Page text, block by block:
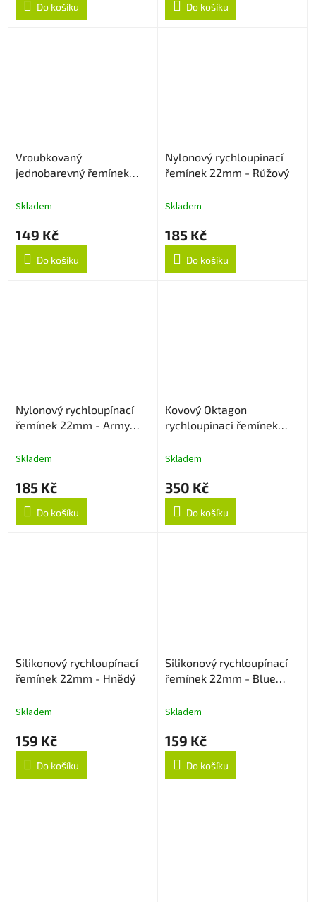
Do košíku Do košíku
Vroubkovaný
jednobarevný řemínek
Skladem
149 Kč
Do košíku
Nylonový rychloupínací
řemínek 22mm - Růžový
Skladem
185 Kč
Do košíku
Nylonový rychloupínací
řemínek 22mm - Army
Skladem
185 Kč
Do košíku
Kovový Oktagon
rychloupínací řemínek
Skladem
350 Kč
Do košíku
Silikonový rychloupínací
řemínek 22mm - Hnědý
Skladem
159 Kč
Do košíku
Silikonový rychloupínací
řemínek 22mm - Blue
Skladem
159 Kč
Do košíku